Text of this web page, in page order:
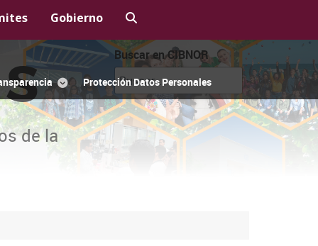
Gobierno
Protección Datos Personales
de la
Buscar en CIBNOR